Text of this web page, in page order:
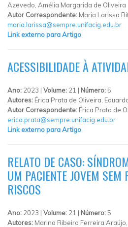
Azevedo, Amélia Margarida de Oliveira
Autor Correspondente: Maria Larissa
maria.larissa@sempre.unifacig.edu.br
Link externo para Artigo
ACESSIBILIDADE À
Ano: 2023 | Volume: 21 | Número:5
Autores: Érica Prata de Oliveira,
Autor Correspondente: Érica Prata de
erica.prata@sempre.unifacig.edu.br
Link externo para Artigo
RELATO DE CASO:
UM PACIENTE JOVEM SEM
RISCOS
Ano: 2023 | Volume: 21 | Número:5
Autores: Marina Ribeiro Ferreira